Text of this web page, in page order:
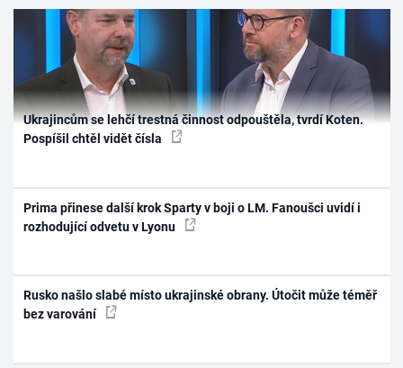
Ukrajincům se lehčí trestná činnost odpouštěla, tvrdí Koten.
Pospíšil chtěl vidět čísla
Prima přinese další krok Sparty v boji o LM. Fanoušci uvidí i
rozhodující odvetu v Lyonu
Rusko našlo slabé místo ukrajinské obrany. Útočit může téměř
bez varování